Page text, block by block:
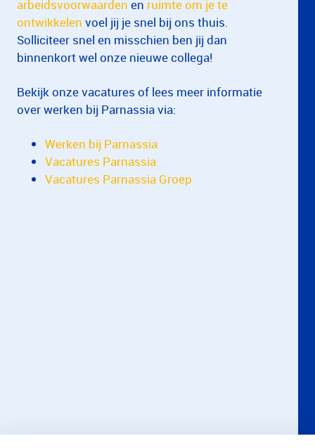
arbeidsvoorwaarden en ruimte om je te
ontwikkelen voel jij je snel bij ons thuis.
Solliciteer snel en misschien ben jij dan
binnenkort wel onze nieuwe collega!
Bekijk onze vacatures of lees meer informatie
over werken bij Parnassia via:
Werken bij Parnassia
Vacatures Parnassia
Vacatures Parnassia Groep